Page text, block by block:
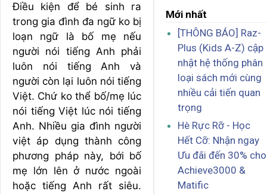
Điều kiện để bé sinh ra
trong gia đình đa ngữ ko bị
loạn ngữ là bố mẹ nếu
người nói tiếng Anh phải
luôn nói tiếng Anh và
người còn lại luôn nói tiếng
Việt. Chứ ko thể bố/mẹ lúc
nói tiếng Việt lúc nói tiếng
Anh. Nhiều gia đình người
việt áp dụng thành công
phương pháp này, bới bố
mẹ lớn lên ở nước ngoài
hoặc tiếng Anh rất siêu.
Mới nhất
[THÔNG BÁO] Raz-
Plus (Kids A-Z) cập
nhật hệ thống phân
loại sách mới cùng
nhiều cải tiến quan
trọng
Hè Rực Rỡ - Học
Hết Cỡ: Nhận ngay
Ưu đãi đến 30% cho
Achieve3000 &
Matific